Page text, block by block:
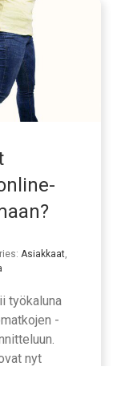
Asiakkaat,
työkaluna
-
nyt